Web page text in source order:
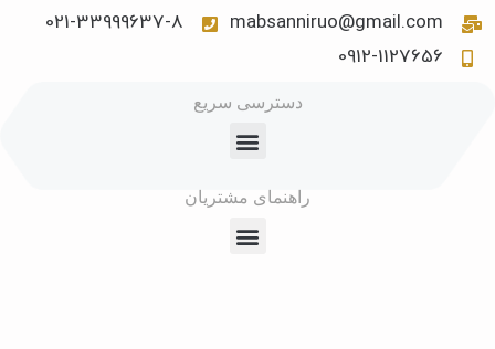
mabsanniruo@gmail.com
021-33999637-8
0912-1127656
دسترسی سریع
راهنمای مشتریان